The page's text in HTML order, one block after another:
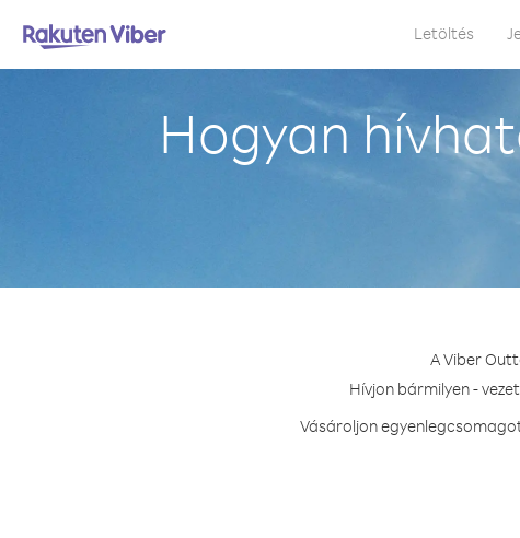
Letöltés
Hogyan
A Viber
Hívjon bármilyen -
Vásároljon